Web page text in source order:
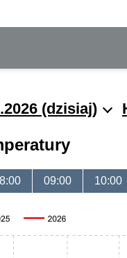
(dzisiaj)
09:00 10:00